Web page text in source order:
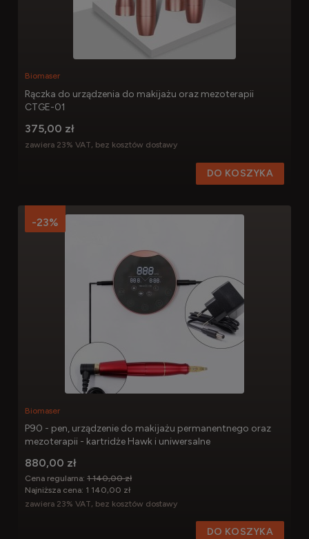
Rączka do urządzenia do makijażu oraz mezoterapii
CTGE-01
Biomaser
375,00 zł
zawiera 23% VAT, bez kosztów dostawy
DO KOSZYKA
P90 - pen, urządzenie do makijażu permanentnego oraz
mezoterapii - kartridże Hawk i uniwersalne
Biomaser
880,00 zł
zawiera 23% VAT, bez kosztów dostawy
Cena regularna: 1 140,00 zł
Najniższa cena: 1 140,00 zł
DO KOSZYKA
-23%